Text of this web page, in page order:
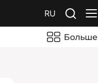
RU
Больше